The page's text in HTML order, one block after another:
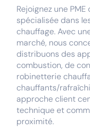
Rejoignez une
spécialisée dans
chauffage. Avec
marché, nous
distribuons des
combustion, de
robinetterie
chauffants/
approche client
technique et
proximité.